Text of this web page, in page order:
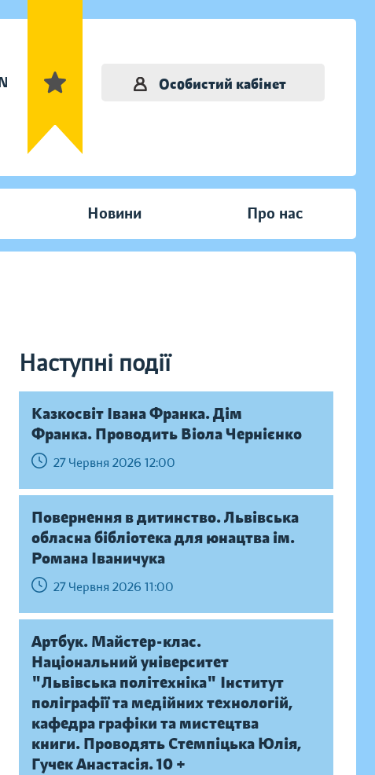
Особистий кабінет
Новини Про нас
Наступні події
Казкосвіт Івана Франка. Дім
Франка. Проводить Віола Чернієнко
27 Червня 2026 12:00
Повернення в дитинство. Львівська
обласна бібліотека для юнацтва ім.
Романа Іваничука
27 Червня 2026 11:00
Артбук. Майстер-клас.
Національний університет
"Львівська політехніка" Інститут
поліграфії та медійних технологій,
кафедра графіки та мистецтва
книги. Проводять Стемпіцька Юлія,
Гучек Анастасія. 10 +